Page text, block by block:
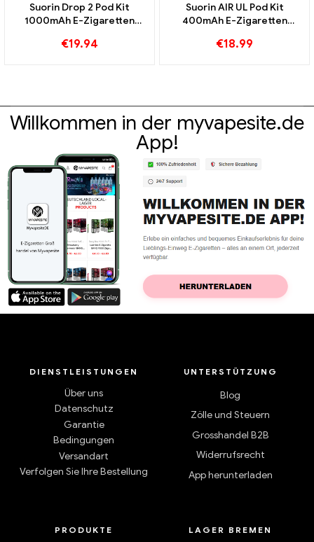
Suorin Drop 2 Pod Kit
1000mAh E-Zigaretten
€19.94
Suorin AIR UL Pod Kit
400mAh E-Zigaretten
€18.99
Willkommen in der myvapesite.de
App!
DIENSTLEISTUNGEN
Über uns
Datenschutz
Garantie
Bedingungen
Versandart
Verfolgen Sie Ihre Bestellung
UNTERSTÜTZUNG
Blog
Zölle und Steuern
Grosshandel B2B
Widerrufsrecht
App herunterladen
PRODUKTE LAGER BREMEN